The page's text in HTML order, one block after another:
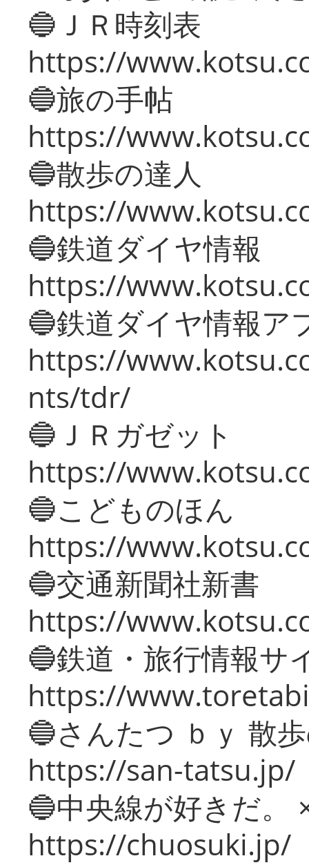
🔵ＪＲ時刻表
https://
🔵旅の手帖
https://
🔵散歩の達人
https://
🔵鉄道ダイヤ情報
https://
🔵鉄道ダイヤ情報ア
https://
nts/tdr/
🔵ＪＲガゼット
https://
🔵こどものほん
https://
🔵交通新聞社新書
https://
🔵鉄道・旅行情報サ
https://
🔵さんたつ ｂｙ 散
https://san-tatsu.jp/
🔵中央線が好きだ。
https://chuosuki.jp/